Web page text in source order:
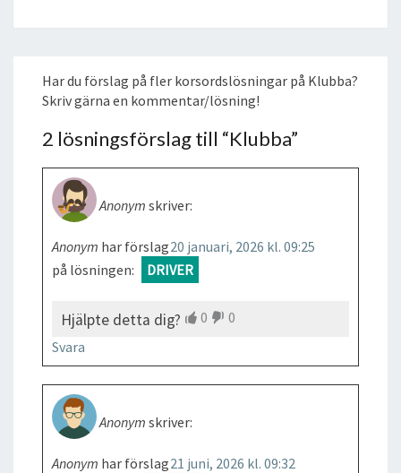
Har du förslag på fler korsordslösningar på Klubba?
Skriv gärna en kommentar/lösning!
2 lösningsförslag till “Klubba”
Anonym skriver:
20 januari, 2026 kl. 09:25
Anonym har förslag
på lösningen:
DRIVER
Hjälpte detta dig? 0
0
Svara
Anonym skriver:
21 juni, 2026 kl. 09:32
Anonym har förslag